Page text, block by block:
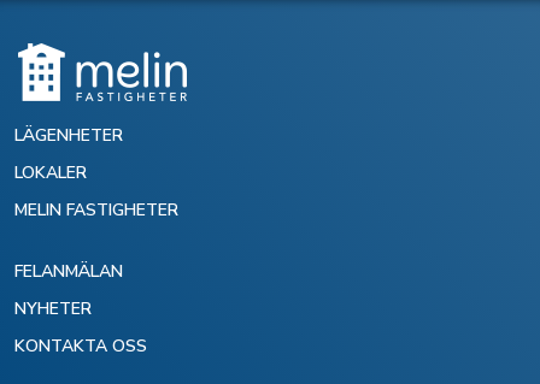
LÄGENHETER
LOKALER
MELIN FASTIGHETER
FELANMÄLAN
NYHETER
KONTAKTA OSS